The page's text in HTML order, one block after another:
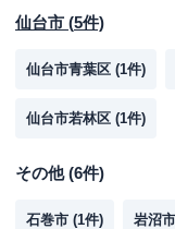
仙台市 (5件)
仙台市青葉区 (1件)
仙台市若林区 (1件)
その他(6件)
石巻市 (1件) 岩沼市